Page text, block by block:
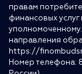
правам
финансовых
направления
https://
Номер телефона: